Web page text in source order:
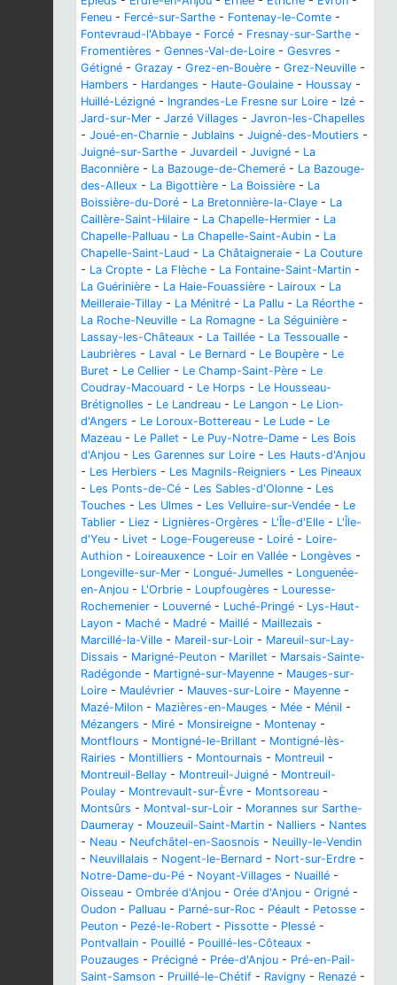
Feneu - Fercé-sur-Sarthe - Fontenay-le-Comte -
Fontevraud-l'Abbaye - Forcé - Fresnay-sur-Sarthe -
Fromentières - Gennes-Val-de-Loire - Gesvres -
Gétigné - Grazay - Grez-en-Bouère - Grez-Neuville -
Hambers - Hardanges - Haute-Goulaine - Houssay -
Huillé-Lézigné - Ingrandes-Le Fresne sur Loire - Izé -
Jard-sur-Mer - Jarzé Villages - Javron-les-Chapelles
- Joué-en-Charnie - Jublains - Juigné-des-Moutiers -
Juigné-sur-Sarthe - Juvardeil - Juvigné - La
Baconnière - La Bazouge-de-Chemeré - La Bazouge-
des-Alleux - La Bigottière - La Boissière - La
Boissière-du-Doré - La Bretonnière-la-Claye - La
Caillère-Saint-Hilaire - La Chapelle-Hermier - La
Chapelle-Palluau - La Chapelle-Saint-Aubin - La
Chapelle-Saint-Laud - La Châtaigneraie - La Couture
- La Cropte - La Flèche - La Fontaine-Saint-Martin -
La Guérinière - La Haie-Fouassière - Lairoux - La
Meilleraie-Tillay - La Ménitré - La Pallu - La Réorthe -
La Roche-Neuville - La Romagne - La Séguinière -
Lassay-les-Châteaux - La Taillée - La Tessoualle -
Laubrières - Laval - Le Bernard - Le Boupère - Le
Buret - Le Cellier - Le Champ-Saint-Père - Le
Coudray-Macouard - Le Horps - Le Housseau-
Brétignolles - Le Landreau - Le Langon - Le Lion-
d'Angers - Le Loroux-Bottereau - Le Lude - Le
Mazeau - Le Pallet - Le Puy-Notre-Dame - Les Bois
d'Anjou - Les Garennes sur Loire - Les Hauts-d'Anjou
- Les Herbiers - Les Magnils-Reigniers - Les Pineaux
- Les Ponts-de-Cé - Les Sables-d'Olonne - Les
Touches - Les Ulmes - Les Velluire-sur-Vendée - Le
Tablier - Liez - Lignières-Orgères - L'Île-d'Elle - L'Île-
d'Yeu - Livet - Loge-Fougereuse - Loiré - Loire-
Authion - Loireauxence - Loir en Vallée - Longèves -
Longeville-sur-Mer - Longué-Jumelles - Longuenée-
en-Anjou - L'Orbrie - Loupfougères - Louresse-
Rochemenier - Louverné - Luché-Pringé - Lys-Haut-
Layon - Maché - Madré - Maillé - Maillezais -
Marcillé-la-Ville - Mareil-sur-Loir - Mareuil-sur-Lay-
Dissais - Marigné-Peuton - Marillet - Marsais-Sainte-
Radégonde - Martigné-sur-Mayenne - Mauges-sur-
Loire - Maulévrier - Mauves-sur-Loire - Mayenne -
Mazé-Milon - Mazières-en-Mauges - Mée - Ménil -
Mézangers - Miré - Monsireigne - Montenay -
Montflours - Montigné-le-Brillant - Montigné-lès-
Rairies - Montilliers - Montournais - Montreuil -
Montreuil-Bellay - Montreuil-Juigné - Montreuil-
Poulay - Montrevault-sur-Èvre - Montsoreau -
Montsûrs - Montval-sur-Loir - Morannes sur Sarthe-
Daumeray - Mouzeuil-Saint-Martin - Nalliers - Nantes
- Neau - Neufchâtel-en-Saosnois - Neuilly-le-Vendin
- Neuvillalais - Nogent-le-Bernard - Nort-sur-Erdre -
Notre-Dame-du-Pé - Noyant-Villages - Nuaillé -
Oisseau - Ombrée d'Anjou - Orée d'Anjou - Origné -
Oudon - Palluau - Parné-sur-Roc - Péault - Petosse -
Peuton - Pezé-le-Robert - Pissotte - Plessé -
Pontvallain - Pouillé - Pouillé-les-Côteaux -
Pouzauges - Précigné - Prée-d'Anjou - Pré-en-Pail-
Saint-Samson - Pruillé-le-Chétif - Ravigny - Renazé -